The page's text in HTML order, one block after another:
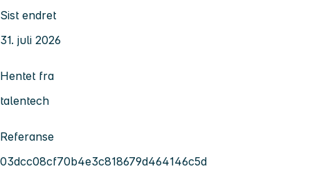
Sist endret
31. juli 2026
Hentet fra
talentech
Referanse
03dcc08cf70b4e3c818679d464146c5d